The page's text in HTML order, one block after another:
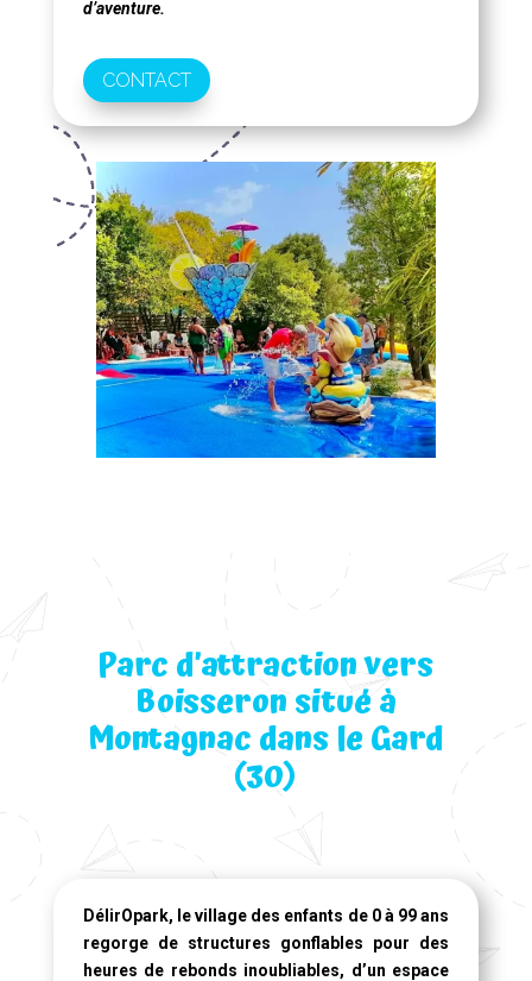
d’aventure.
CONTACT
Parc d’attraction vers
Boisseron situé à
Montagnac dans le Gard
(30)
DélirOpark, le village des enfants de 0 à 99 ans
regorge de structures gonflables pour des
heures de rebonds inoubliables, d’un espace